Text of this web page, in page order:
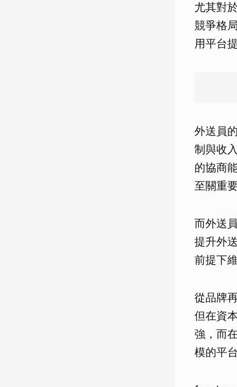
尤其對
競爭格
用平台
外送員
制與收
的協商
至關重要
而外送
提升外
前提下
從品牌
但在資
強，而
模的平